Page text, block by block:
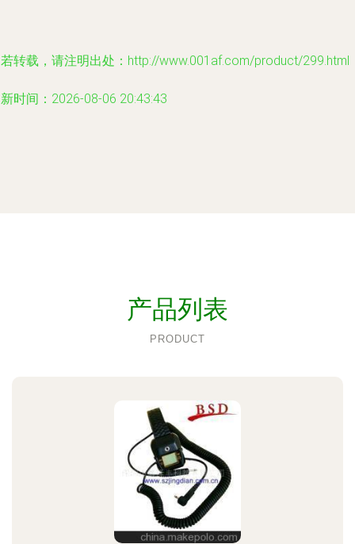
转载，请注明出处：http://www.001af.com/product/299.html
时间：2026-08-06 20:43:43
产品列表
PRODUCT